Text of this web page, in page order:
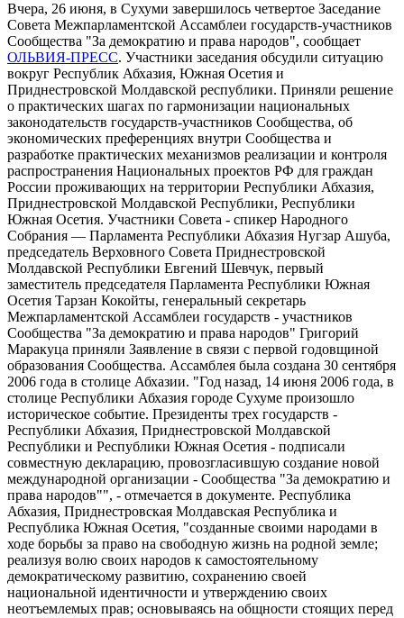
Вчера, 26 июня, в Сухуми завершилось четвертое Заседание
Совета Межпарламентской Ассамблеи государств-участников
Сообщества "За демократию и права народов", сообщает
ОЛЬВИЯ-ПРЕСС. Участники заседания обсудили ситуацию
вокруг Республик Абхазия, Южная Осетия и
Приднестровской Молдавской республики. Приняли решение
о практических шагах по гармонизации национальных
законодательств государств-участников Сообщества, об
экономических преференциях внутри Сообщества и
разработке практических механизмов реализации и контроля
распространения Национальных проектов РФ для граждан
России проживающих на территории Республики Абхазия,
Приднестровской Молдавской Республики, Республики
Южная Осетия. Участники Совета - спикер Народного
Собрания — Парламента Республики Абхазия Нугзар Ашуба,
председатель Верховного Совета Приднестровской
Молдавской Республики Евгений Шевчук, первый
заместитель председателя Парламента Республики Южная
Осетия Тарзан Кокойты, генеральный секретарь
Межпарламентской Ассамблеи государств - участников
Сообщества "За демократию и права народов" Григорий
Маракуца приняли Заявление в связи с первой годовщиной
образования Сообщества. Ассамблея была создана 30 сентября
2006 года в столице Абхазии. "Год назад, 14 июня 2006 года, в
столице Республики Абхазия городе Сухуме произошло
историческое событие. Президенты трех государств -
Республики Абхазия, Приднестровской Молдавской
Республики и Республики Южная Осетия - подписали
совместную декларацию, провозгласившую создание новой
международной организации - Сообщества "За демократию и
права народов"", - отмечается в документе. Республика
Абхазия, Приднестровская Молдавская Республика и
Республика Южная Осетия, "созданные своими народами в
ходе борьбы за право на свободную жизнь на родной земле;
реализуя волю своих народов к самостоятельному
демократическому развитию, сохранению своей
национальной идентичности и утверждению своих
неотъемлемых прав; основываясь на общности стоящих перед